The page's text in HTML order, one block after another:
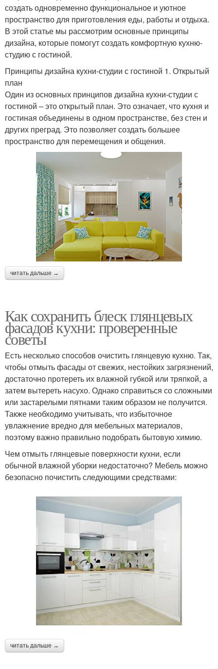
создать одновременно функциональное и уютное
пространство для приготовления еды, работы и отдыха.
В этой статье мы рассмотрим основные принципы
дизайна, которые помогут создать комфортную кухню-
студию с гостиной.
Принципы дизайна кухни-студии с гостиной 1. Открытый
план
Один из основных принципов дизайна кухни-студии с
гостиной – это открытый план. Это означает, что кухня и
гостиная объединены в одном пространстве, без стен и
других преград. Это позволяет создать большее
пространство для перемещения и общения.
читать дальше →
Как сохранить блеск глянцевых
фасадов кухни: проверенные
советы
Есть несколько способов очистить глянцевую кухню. Так,
чтобы отмыть фасады от свежих, нестойких загрязнений,
достаточно протереть их влажной губкой или тряпкой, а
затем вытереть насухо. Однако справиться со сложными
или застарелыми пятнами таким образом не получится.
Также необходимо учитывать, что избыточное
увлажнение вредно для мебельных материалов,
поэтому важно правильно подобрать бытовую химию.
Чем отмыть глянцевые поверхности кухни, если
обычной влажной уборки недостаточно? Мебель можно
безопасно почистить следующими средствами:
читать дальше →